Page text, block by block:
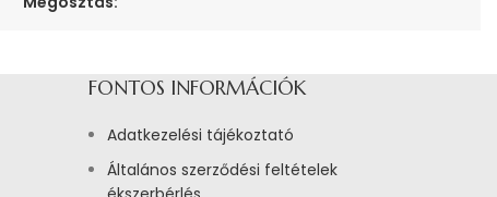
FONTOS INFORMÁCIÓK
Adatkezelési tájékoztató
Általános szerződési feltételek